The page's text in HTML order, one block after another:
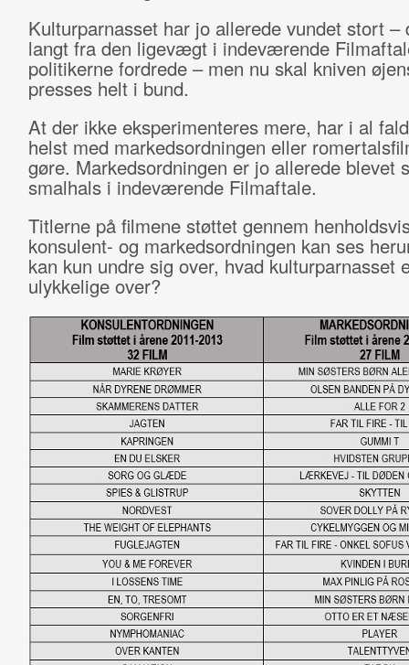
Kulturparnasset har jo allerede vundet stort –
langt fra den ligevægt i indeværende
politikerne fordrede – men nu skal kniven
presses helt i bund.
At der ikke eksperimenteres mere, har i al
helst med markedsordningen eller
gøre. Markedsordningen er jo allerede blevet
smalhals i indeværende Filmaftale.
Titlerne på filmene støttet gennem
konsulent- og markedsordningen kan ses
kan kun undre sig over, hvad kulturparnasset
ulykkelige over?